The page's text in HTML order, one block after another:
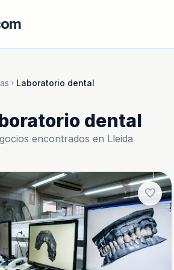
chevron_right Laboratorio dental
dental
encontrados en Lleida
favorite